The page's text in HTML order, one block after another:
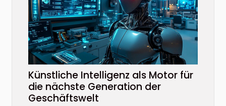
Künstliche Intelligenz als Motor für
die nächste Generation der
Geschäftswelt